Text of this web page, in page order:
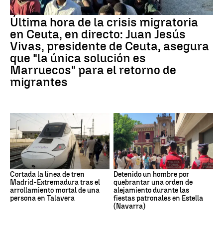
Última hora de la crisis migratoria
en Ceuta, en directo: Juan Jesús
Vivas, presidente de Ceuta, asegura
que "la única solución es
Marruecos" para el retorno de
migrantes
Cortada la línea de tren
Madrid-Extremadura tras el
arrollamiento mortal de una
persona en Talavera
Detenido un hombre por
quebrantar una orden de
alejamiento durante las
fiestas patronales en Estella
(Navarra)